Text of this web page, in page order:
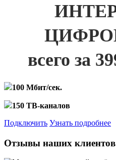
всего за
100 Мбит/сек.
150 ТВ-каналов
Подключить Узнать подробнее
Отзывы наших клиентов